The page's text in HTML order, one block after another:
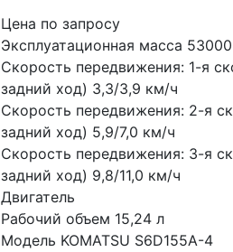
Цена по запросу
Эксплуатационная масса
Скорость передвижения: 1-я
задний ход) 3,3/3,9 км/ч
Скорость передвижения: 2-я
задний ход) 5,9/7,0 км/ч
Скорость передвижения: 3-я
задний ход) 9,8/11,0 км/ч
Двигатель
Рабочий объем 15,24 л
Модель KOMATSU S6D155A-4